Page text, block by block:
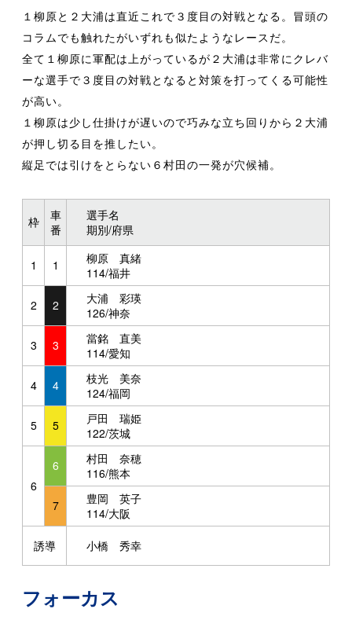
１柳原と２大浦は直近これで３度目の対戦となる。冒頭の
コラムでも触れたがいずれも似たようなレースだ。
全て１柳原に軍配は上がっているが２大浦は非常にクレバ
ーな選手で３度目の対戦となると対策を打ってくる可能性
が高い。
１柳原は少し仕掛けが遅いので巧みな立ち回りから２大浦
が押し切る目を推したい。
縦足では引けをとらない６村田の一発が穴候補。
枠
車
番
選手名
期別/府県
1 1
柳原 真緒
114/福井
2 2
大浦 彩瑛
126/神奈
3 3
當銘 直美
114/愛知
4 4
枝光 美奈
124/福岡
5 5
戸田 瑞姫
122/茨城
6
6
村田 奈穂
116/熊本
7
豊岡 英子
114/大阪
誘導 小橋 秀幸
フォーカス